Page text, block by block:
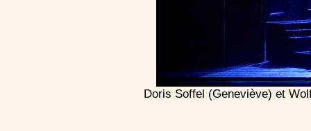
Doris Soffel (Geneviève) et